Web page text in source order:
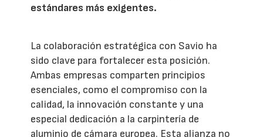
estándares más exigentes.
La colaboración estratégica con Savio ha
sido clave para fortalecer esta posición.
Ambas empresas comparten principios
esenciales, como el compromiso con la
calidad, la innovación constante y una
especial dedicación a la carpintería de
aluminio de cámara europea. Esta alianza no